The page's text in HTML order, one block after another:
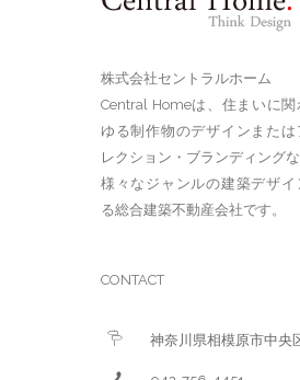
株式会社セントラルホーム
Central Homeは、住まいに関
ゆる制作物のデザインまたは
レクション・ブランディングな
様々なジャンルの建築デザイ
る総合建築不動産会社です。
CONTACT
神奈川県相模原市中央